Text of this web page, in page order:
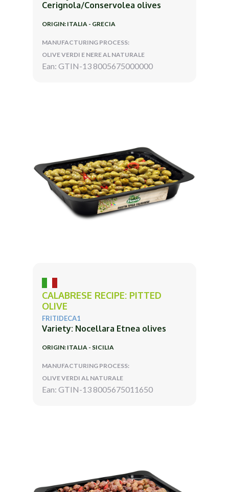
Cerignola/Conservolea olives
ORIGIN: ITALIA - GRECIA
MANUFACTURING PROCESS:
OLIVE VERDI E NERE AL NATURALE
Ean: GTIN-13 8005675000000
CALABRESE RECIPE: PITTED
OLIVE
FRITIDECA1
Variety: Nocellara Etnea olives
ORIGIN: ITALIA - SICILIA
MANUFACTURING PROCESS:
OLIVE VERDI AL NATURALE
Ean: GTIN-13 8005675011650